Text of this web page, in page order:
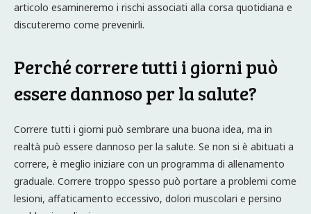
articolo esamineremo i rischi associati alla corsa quotidiana e
discuteremo come prevenirli.
Perché correre tutti i giorni può
essere dannoso per la salute?
Correre tutti i giorni può sembrare una buona idea, ma in
realtà può essere dannoso per la salute. Se non si è abituati a
correre, è meglio iniziare con un programma di allenamento
graduale. Correre troppo spesso può portare a problemi come
lesioni, affaticamento eccessivo, dolori muscolari e persino